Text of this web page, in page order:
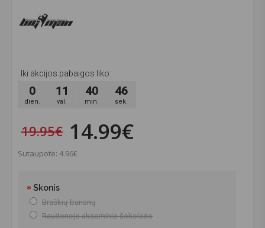
Iki akcijos pabaigos liko:
0
dien.
11
val.
40
min.
45
sek.
19.95€ 14.99€
Sutaupote: 4.96€
Skonis
Braškių-bananų
Raudonojo aksominio šokolado